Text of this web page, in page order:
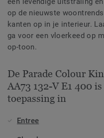
op de nieuwste
kanten op in je interieur.
ga voor een vloerkeed op
op-toon.
De Parade Colour
AA73 132-V E1 400
toepassing in
Entree